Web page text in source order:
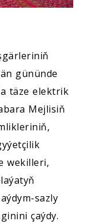
gününde
täze elektrik
Mejlisiň
wekilleri,
sazly
çaýdy.